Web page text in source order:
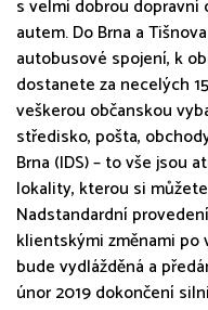
s velmi dobrou
autem. Do Brna a
autobusové spojení, k
dostanete za necelých
veškerou občanskou
středisko, pošta,
Brna (IDS) – to vše jsou
lokality, kterou si
Nadstandardní
klientskými změnami po
bude vydlážděná a
únor 2019 dokončení